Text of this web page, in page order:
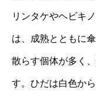
リンタケやヘビキ
は、成熟とともに
散らす個体が多く
す。ひだは白色か